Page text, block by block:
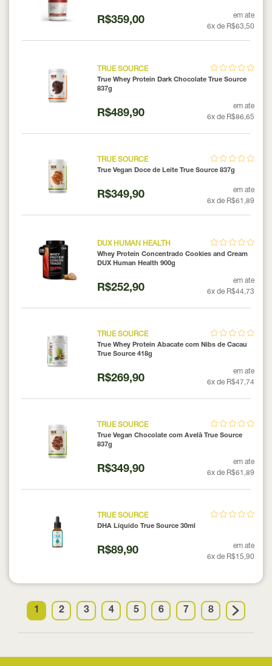
R$359,00
em ate
6x de R$63,50
TRUE SOURCE
True Whey Protein Dark Chocolate True Source
837g
R$489,90
em ate
6x de R$86,65
TRUE SOURCE
True Vegan Doce de Leite True Source 837g
R$349,90
em ate
6x de R$61,89
DUX HUMAN HEALTH
Whey Protein Concentrado Cookies and Cream
DUX Human Health 900g
R$252,90
em ate
6x de R$44,73
TRUE SOURCE
True Whey Protein Abacate com Nibs de Cacau
True Source 418g
R$269,90
em ate
6x de R$47,74
TRUE SOURCE
True Vegan Chocolate com Avelã True Source
837g
R$349,90
em ate
6x de R$61,89
TRUE SOURCE
DHA Líquido True Source 30ml
R$89,90
em ate
6x de R$15,90
1 2 3 4 5 6 7 8